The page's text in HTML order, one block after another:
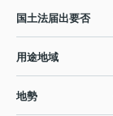
国土法届出要否
用途地域
地勢